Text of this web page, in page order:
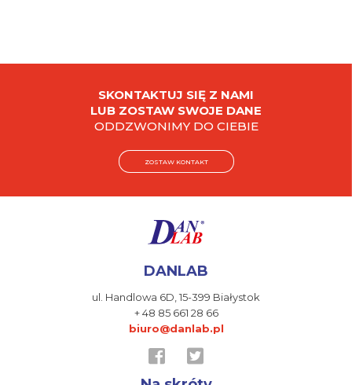
SKONTAKTUJ SIĘ Z NAMI
LUB ZOSTAW SWOJE DANE
ODDZWONIMY DO CIEBIE
ZOSTAW KONTAKT
DANLAB
ul. Handlowa 6D,15-399 Białystok
+ 48 85 661 28 66
biuro@danlab.pl